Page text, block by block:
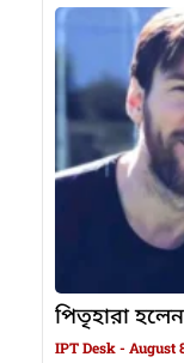
পিতৃহারা
IPT Desk August